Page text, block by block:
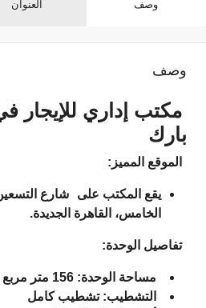
وصف العنوان
وصف
مكتب إداري للإيجار
بارك
الموقع المميز:
يقع المكتب على شارع التسعين
الخامس، القاهرة الجديدة.
تفاصيل الوحدة:
مساحة الوحدة:156 متر مربع
التشطيب:تشطيب كامل